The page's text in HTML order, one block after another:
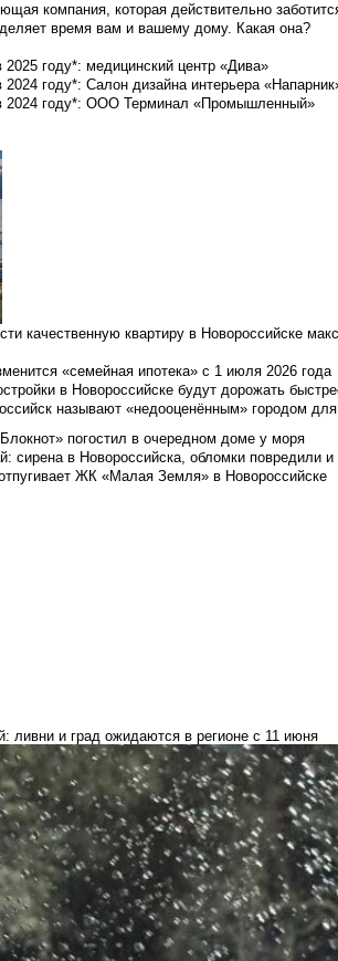
компания, которая действительно
время вам и вашему дому. Какая она?
году*: медицинский центр «Дива»
году*: Салон дизайна интерьера
2024 году*: ООО Терминал «Промышленный»
качественную квартиру в Новороссийске
«семейная ипотека» с 1 июля 2026 года
в Новороссийске будут дорожать
называют «недооценённым» городом
погостил в очередном доме у моря
сирена в Новороссийска, обломки повредили и
ЖК «Малая Земля» в Новороссийске
ливни и град ожидаются в регионе с 11 июня